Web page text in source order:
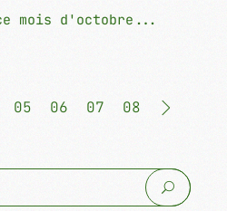
mois d'octobre...
05 06 07 08